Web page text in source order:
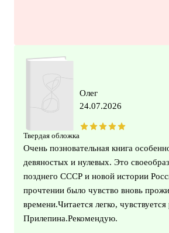
Твердая обложка
Олег
24.07.2026
Очень позновательная книга
девяностых и нулевых. Это
позднего СССР и новой истории
прочтении было чувство вновь
времени.Читается легко, чувствуется
Прилепина.Рекомендую.